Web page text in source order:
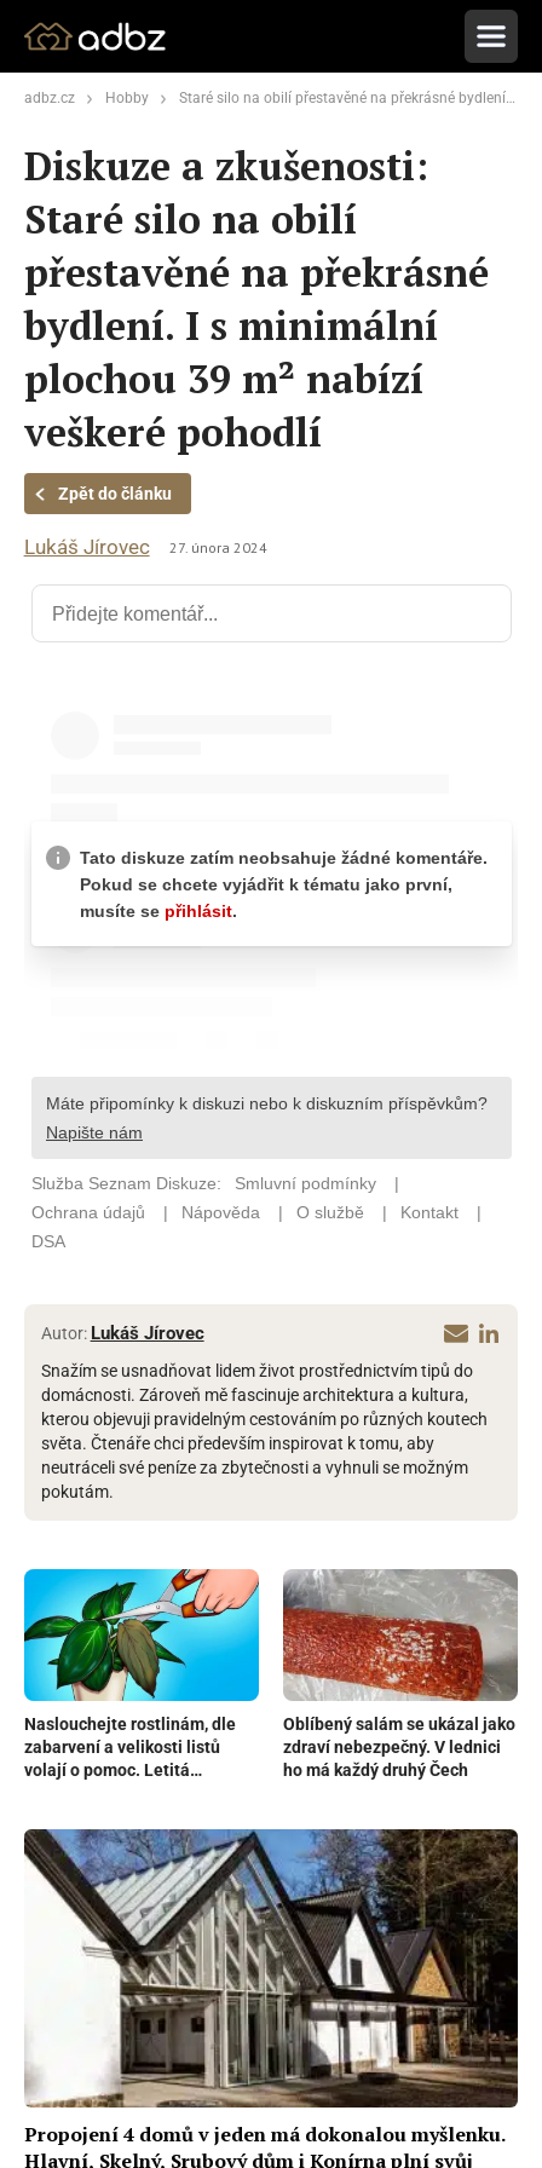
adbz.cz Hobby Staré silo na obilí přestavěné na překrásné bydlení. I s minimální plochou 39 m² nabízí veškeré pohodlí
Diskuze a zkušenosti:
Staré silo na obilí
přestavěné na překrásné
bydlení. I s minimální
plochou 39 m² nabízí
veškeré pohodlí
Zpět do článku
Lukáš Jírovec 27. února 2024
Autor: Lukáš Jírovec
Snažím se usnadňovat lidem život prostřednictvím tipů do
domácnosti. Zároveň mě fascinuje architektura a kultura,
kterou objevuji pravidelným cestováním po různých koutech
světa. Čtenáře chci především inspirovat k tomu, aby
neutráceli své peníze za zbytečnosti a vyhnuli se možným
pokutám.
Naslouchejte rostlinám, dle
zabarvení a velikosti listů
volají o pomoc. Letitá
Oblíbený salám se ukázal jako
zdraví nebezpečný. V lednici
ho má každý druhý Čech
Propojení 4 domů v jeden má dokonalou myšlenku.
Hlavní, Skelný, Srubový dům i Konírna plní svůj